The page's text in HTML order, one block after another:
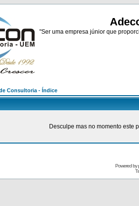
"Ser uma empresa júnior que
Consultoria - Índice
Desculpe mas no momento este
Powered by